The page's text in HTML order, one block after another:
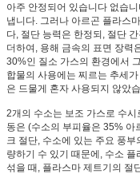
아주 안정되어 있습니다 없습
냅니다. 그러나 아르곤 플라스
다, 절단 능력은 한정되, 절단
더하여, 용해 금속의 표면 장력
30%인 질소 가스의 환경에서
합물의 사용에는 찌르는 추세
은 드물게 혼자 사용되지 않았
2개의 수소는 보조 가스로 수
동은 (수소의 부피율은 35% 아
크 절단, 수소에 있는 주요 풍
량하기 수 있기 때문에, 수소
섞을 때, 플라스마 제트기의 절